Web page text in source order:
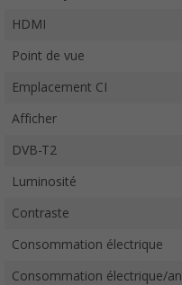
HDMI
Point de vue
Emplacement CI
Afficher
DVB-T2
Luminosité
Contraste
Consommation électrique
Consommation électrique/an